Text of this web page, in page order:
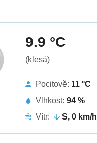
9.9 °C
(klesá)
Pocitově: 11 °C
Vlhkost: 94 %
Vítr:
S, 0 km/h